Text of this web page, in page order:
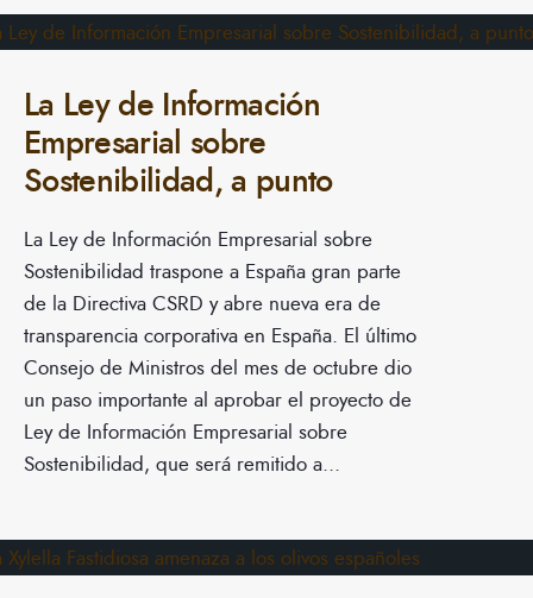
La Ley de Información
Empresarial sobre
Sostenibilidad, a punto
La Ley de Información Empresarial sobre
Sostenibilidad traspone a España gran parte
de la Directiva CSRD y abre nueva era de
transparencia corporativa en España. El último
Consejo de Ministros del mes de octubre dio
un paso importante al aprobar el proyecto de
Ley de Información Empresarial sobre
Sostenibilidad, que será remitido a...